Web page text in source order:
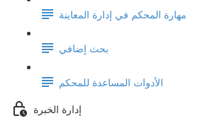
مهارة المحكم في إدارة المعاينة
بحث إضافي
الأدوات المساعدة للمحكم
إدارة الخبرة